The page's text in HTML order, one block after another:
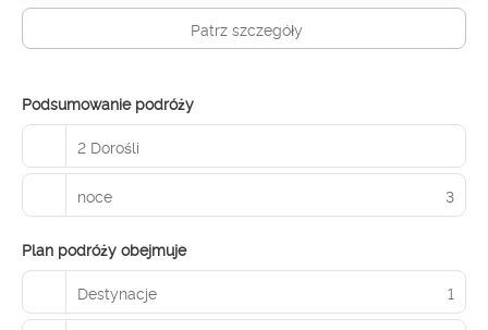
Patrz szczegóły
Podsumowanie podróży
2 Dorośli
noce 3
Plan podróży obejmuje
Destynacje 1